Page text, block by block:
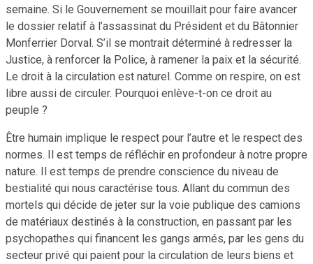
semaine. Si le Gouvernement se mouillait pour faire avancer
le dossier relatif à l’assassinat du Président et du Bâtonnier
Monferrier Dorval. S’il se montrait déterminé à redresser la
Justice, à renforcer la Police, à ramener la paix et la sécurité.
Le droit à la circulation est naturel. Comme on respire, on est
libre aussi de circuler. Pourquoi enlève-t-on ce droit au
peuple ?
Être humain implique le respect pour l’autre et le respect des
normes. Il est temps de réfléchir en profondeur à notre propre
nature. Il est temps de prendre conscience du niveau de
bestialité qui nous caractérise tous. Allant du commun des
mortels qui décide de jeter sur la voie publique des camions
de matériaux destinés à la construction, en passant par les
psychopathes qui financent les gangs armés, par les gens du
secteur privé qui paient pour la circulation de leurs biens et